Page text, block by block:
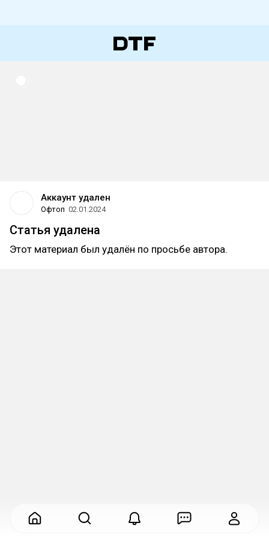
Аккаунт удален
Офтоп 02.01.2024
Статья удалена
Этот материал был удалён по просьбе автора.